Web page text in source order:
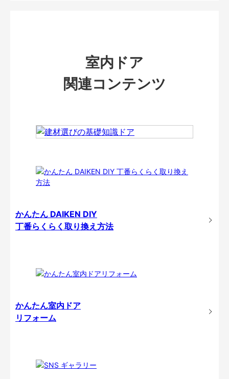
室内ドア
関連コンテンツ
かんたん DAIKEN DIY
丁番らくらく取り換え方法
かんたん室内ドア
リフォーム